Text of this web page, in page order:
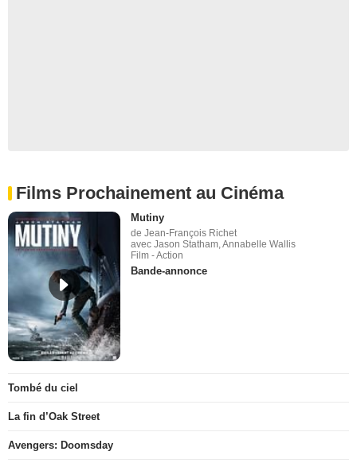
Films Prochainement au Cinéma
Mutiny
de Jean-François Richet
avec Jason Statham, Annabelle Wallis
Film - Action
Bande-annonce
Tombé du ciel
La fin d’Oak Street
Avengers: Doomsday